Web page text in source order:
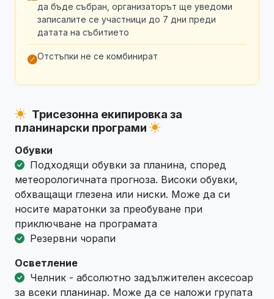
да бъде събран, организаторът ще уведоми
записалите се участници до 7 дни преди
датата на събитието
Отстъпки не се комбинират
Трисезонна екипировка за
планинарски програми
Обувки
Подходящи обувки за планина, според
метеорологичната прогноза. Високи обувки,
обхващащи глезена или ниски. Може да си
носите маратонки за преобуване при
приключване на програмата
Резервни чорапи
Осветление
Челник - абсолютно задължителен аксесоар
за всеки планинар. Може да се наложи групата